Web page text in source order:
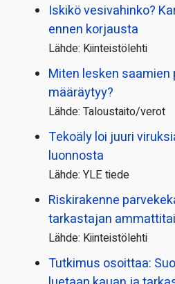
Iskikö vesivahinko?
ennen korjausta
Lähde: Kiinteistölehti
Miten lesken
määräytyy?
Lähde: Taloustaito/verot
Tekoäly loi juuri
luonnosta
Lähde: YLE tiede
Riskirakenne
tarkastajan
Lähde: Kiinteistölehti
Tutkimus osoittaa: